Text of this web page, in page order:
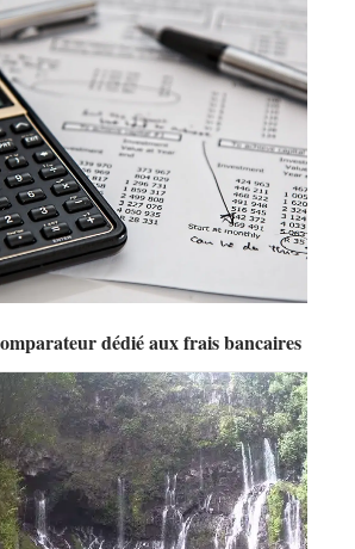
dédié aux frais bancaires